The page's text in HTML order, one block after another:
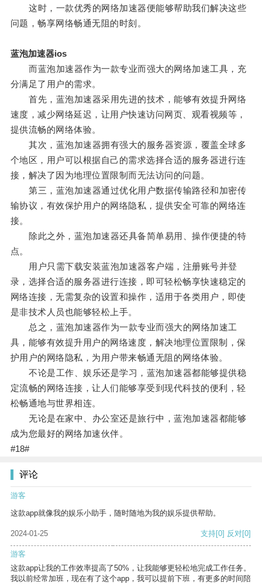
这时，一款优秀的网络加速器便能够帮助我们解决这些
问题，畅享网络畅通无阻的时刻。
蓝泡加速器ios
而蓝泡加速器作为一款专业而强大的网络加速工具，充
分满足了用户的需求。
首先，蓝泡加速器采用先进的技术，能够有效提升网络
速度，减少网络延迟，让用户快速访问网页、观看视频等，
提供流畅的网络体验。
其次，蓝泡加速器拥有强大的服务器资源，覆盖全球多
个地区，用户可以根据自己的需求选择合适的服务器进行连
接，解决了因为地理位置限制而无法访问的问题。
第三，蓝泡加速器通过优化用户数据传输路径和加密传
输协议，有效保护用户的网络隐私，提供安全可靠的网络连
接。
除此之外，蓝泡加速器还具备简单易用、操作便捷的特
点。
用户只需下载安装蓝泡加速器客户端，注册账号并登
录，选择合适的服务器进行连接，即可轻松畅享快速稳定的
网络连接，无需复杂的设置和操作，适用于各类用户，即使
是非技术人员也能够轻松上手。
总之，蓝泡加速器作为一款专业而强大的网络加速工
具，能够有效提升用户的网络速度，解决地理位置限制，保
护用户的网络隐私，为用户带来畅通无阻的网络体验。
不论是工作、娱乐还是学习，蓝泡加速器都能够提供稳
定流畅的网络连接，让人们能够享受到现代科技的便利，轻
松畅通地与世界相连。
无论是在家中、办公室还是旅行中，蓝泡加速器都能够
成为您最好的网络加速伙伴。
#18#
评论
游客
这款app就像我的娱乐小助手，随时随地为我的娱乐提供帮助。
2024-01-25 支持[0] 反对[0]
游客
这款app让我的工作效率提高了50%，让我能够更轻松地完成工作任务。
我以前经常加班，现在有了这个app，我可以提前下班，有更多的时间陪